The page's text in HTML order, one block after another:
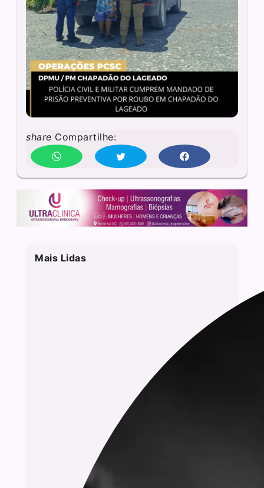
share Compartilhe:
Mais Lidas